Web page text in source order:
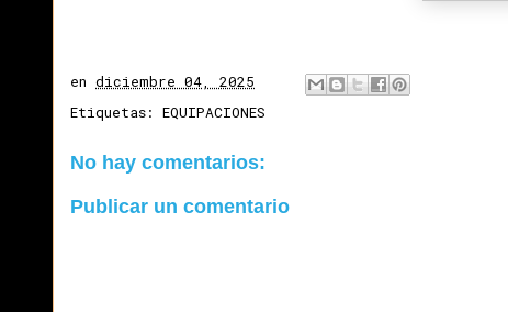
en diciembre 04, 2025
Etiquetas: EQUIPACIONES
No hay comentarios:
Publicar un comentario